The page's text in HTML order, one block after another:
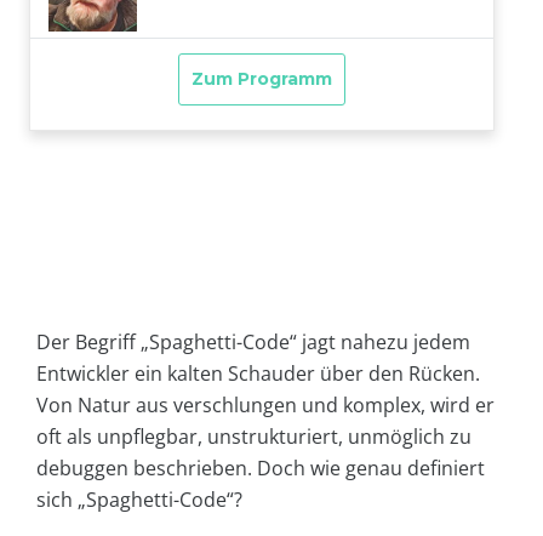
Der Begriff „Spaghetti-Code“ jagt nahezu jedem
Entwickler ein kalten Schauder über den Rücken.
Von Natur aus verschlungen und komplex, wird er
oft als unpflegbar, unstrukturiert, unmöglich zu
debuggen beschrieben. Doch wie genau definiert
sich „Spaghetti-Code“?